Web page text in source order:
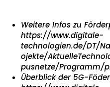
Weitere Infos zu
https://www.digitale-
technologien.de/DT/
ojekte/
pusnetze/Programm/
Überblick der 5G-